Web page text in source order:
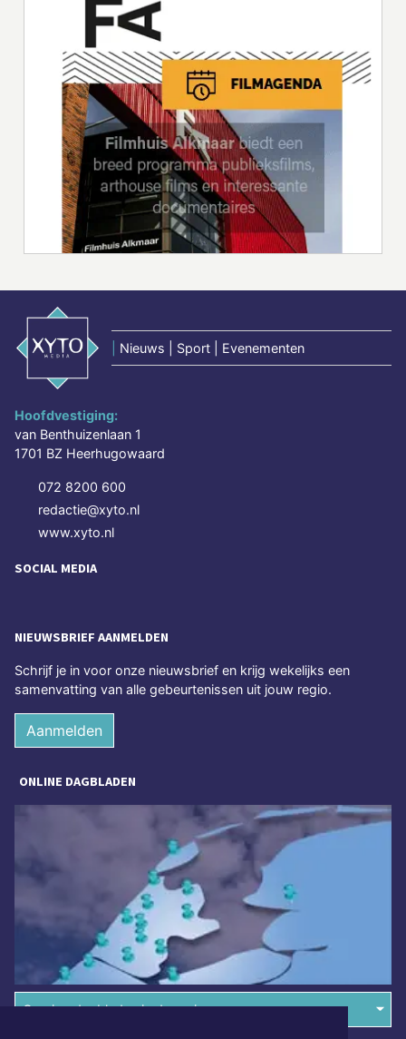
Nieuws | Sport | Evenementen
Hoofdvestiging:
van Benthuizenlaan 1
1701 BZ Heerhugowaard
072 8200 600
redactie@xyto.nl
www.xyto.nl
SOCIAL MEDIA
NIEUWSBRIEF AANMELDEN
Schrijf je in voor onze nieuwsbrief en krijg wekelijks een
samenvatting van alle gebeurtenissen uit jouw regio.
Aanmelden
ONLINE DAGBLADEN
Overige dagbladen in de regio